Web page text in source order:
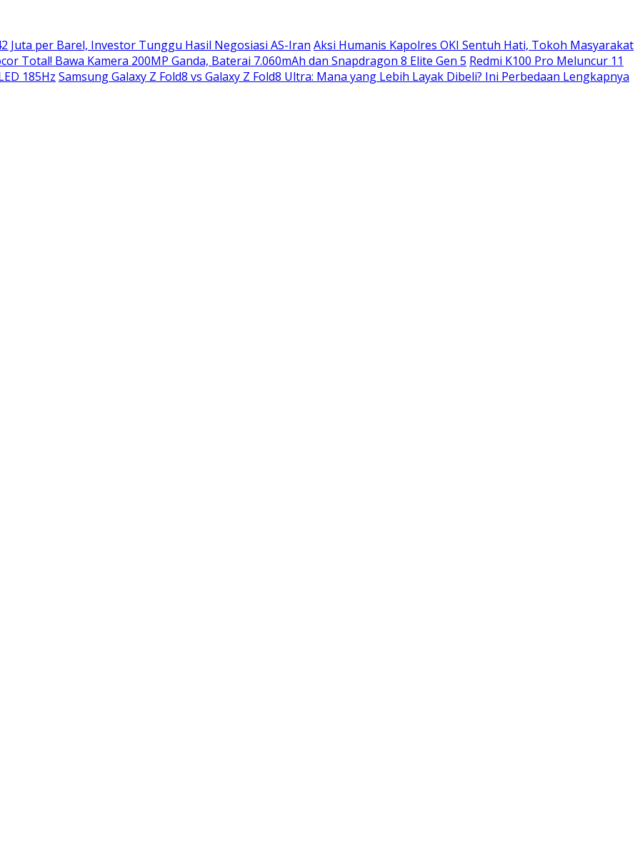
Juta per Barel, Investor Tunggu Hasil Negosiasi AS-Iran Aksi Humanis Kapolres OKI Sentuh Hati, Tokoh Masyarakat
Total! Bawa Kamera 200MP Ganda, Baterai 7.060mAh dan Snapdragon 8 Elite Gen 5 Redmi K100 Pro Meluncur 11
185Hz Samsung Galaxy Z Fold8 vs Galaxy Z Fold8 Ultra: Mana yang Lebih Layak Dibeli? Ini Perbedaan Lengkapnya